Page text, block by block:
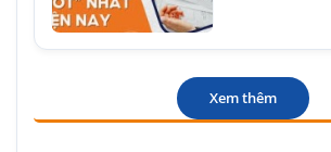
Xem thêm